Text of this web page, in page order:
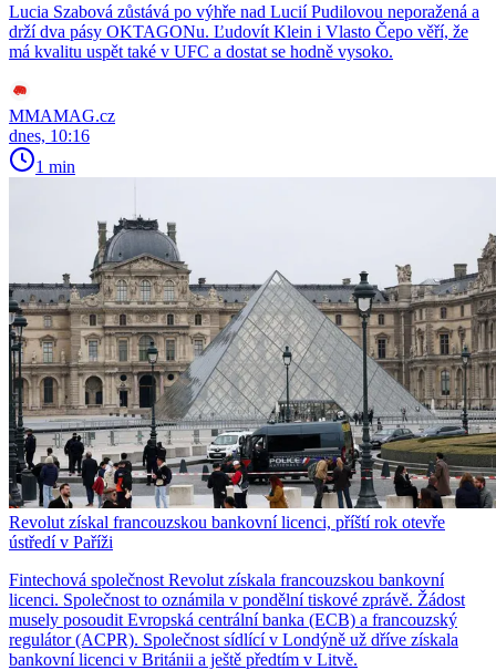
Lucia Szabová zůstává po výhře nad Lucií Pudilovou neporažená a
drží dva pásy OKTAGONu. Ľudovít Klein i Vlasto Čepo věří, že
má kvalitu uspět také v UFC a dostat se hodně vysoko.
MMAMAG.cz
dnes, 10:16
1 min
Revolut získal francouzskou bankovní licenci, příští rok otevře
ústředí v Paříži
Fintechová společnost Revolut získala francouzskou bankovní
licenci. Společnost to oznámila v pondělní tiskové zprávě. Žádost
musely posoudit Evropská centrální banka (ECB) a francouzský
regulátor (ACPR). Společnost sídlící v Londýně už dříve získala
bankovní licenci v Británii a ještě předtím v Litvě.